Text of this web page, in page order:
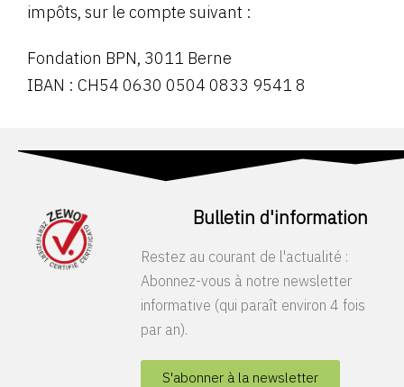
impôts, sur le compte suivant :
Fondation BPN, 3011 Berne
IBAN : CH54 0630 0504 0833 9541 8
Bulletin d'information
Restez au courant de l'actualité :
Abonnez-vous à notre newsletter
informative (qui paraît environ 4 fois
par an).
S'abonner à la newsletter